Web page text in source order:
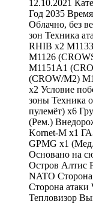
12.10.2021
Год 2035
Облачно, без
зон Техника
RHIB x2
M1126
M1151A1
(CROW/M2)
x2 Условие
зоны Техника
пулемёт) х6
(Рем.)
Kornet-M x1
GPMG x1
Основано на
Остров Алтис
NATO
Сторона атаки
Тепловизор